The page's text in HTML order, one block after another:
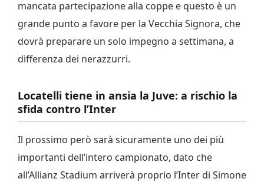
mancata partecipazione alla coppe e questo è un
grande punto a favore per la Vecchia Signora, che
dovrà preparare un solo impegno a settimana, a
differenza dei nerazzurri.
Locatelli tiene in ansia la Juve: a rischio la
sfida contro l’Inter
Il prossimo però sarà sicuramente uno dei più
importanti dell’intero campionato, dato che
all’Allianz Stadium arriverà proprio l’Inter di Simone